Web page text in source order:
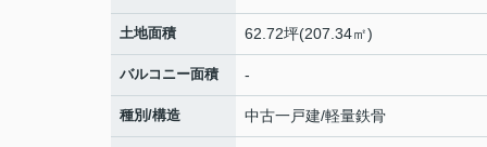
土地面積 62.72坪(207.34㎡)
バルコニー面積 -
種別/構造 中古一戸建/軽量鉄骨